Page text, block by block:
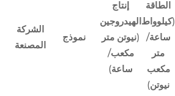
الشركة
المصنعة
نموذج
إنتاج
الهيدروجين
(نيوتن متر
مكعب/
ساعة)
الطاقة
(كيلوواط
ساعة/
متر
مكعب
نيوتن)